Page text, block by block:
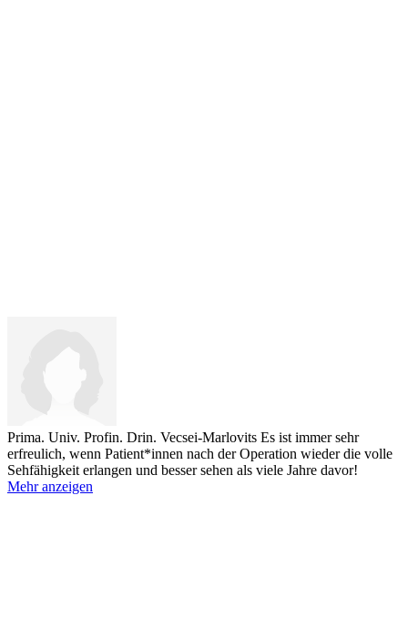
Prima. Univ. Profin. Drin. Vecsei-Marlovits Es ist immer sehr
erfreulich, wenn Patient*innen nach der Operation wieder die volle
Sehfähigkeit erlangen und besser sehen als viele Jahre davor!
Mehr anzeigen